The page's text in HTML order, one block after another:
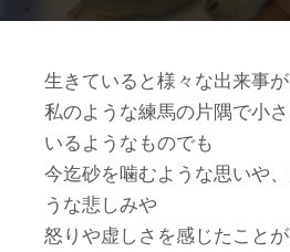
生きていると様々な出来事が
私のような練馬の片隅で小
いるようなものでも
今迄砂を噛むような思いや
うな悲しみや
怒りや虚しさを感じたことが